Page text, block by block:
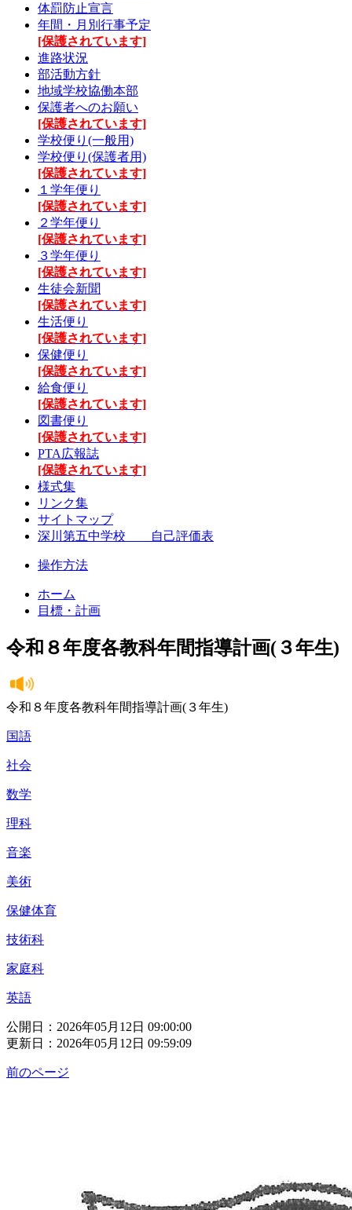
体罰防止宣言
年間・月別行事予定
[保護されています]
進路状況
部活動方針
地域学校協働本部
保護者へのお願い
[保護されています]
学校便り(一般用)
学校便り(保護者用)
[保護されています]
１学年便り
[保護されています]
２学年便り
[保護されています]
３学年便り
[保護されています]
生徒会新聞
[保護されています]
生活便り
[保護されています]
保健便り
[保護されています]
給食便り
[保護されています]
図書便り
[保護されています]
PTA広報誌
[保護されています]
様式集
リンク集
サイトマップ
深川第五中学校 自己評価表
操作方法
ホーム
目標・計画
令和８年度各教科年間指導計画(３年生)
令和８年度各教科年間指導計画(３年生)
国語
社会
数学
理科
音楽
美術
保健体育
技術科
家庭科
英語
公開日：2026年05月12日 09:00:00
更新日：2026年05月12日 09:59:09
前のページ